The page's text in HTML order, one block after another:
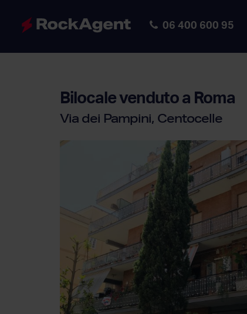
06 400 600 95
Bilocalevenduto a Roma
Via dei Pampini, Centocelle